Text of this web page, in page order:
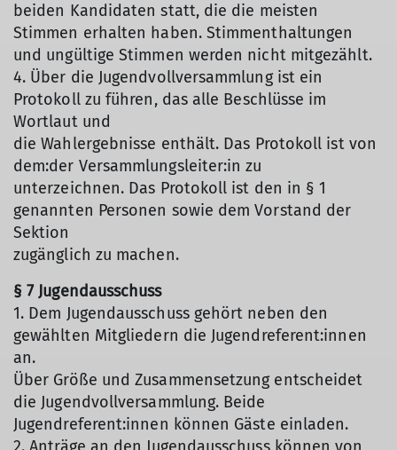
beiden Kandidaten statt, die die meisten
Stimmen erhalten haben. Stimmenthaltungen
und ungültige Stimmen werden nicht mitgezählt.
4. Über die Jugendvollversammlung ist ein
Protokoll zu führen, das alle Beschlüsse im
Wortlaut und
die Wahlergebnisse enthält. Das Protokoll ist von
dem:der Versammlungsleiter:in zu
unterzeichnen. Das Protokoll ist den in § 1
genannten Personen sowie dem Vorstand der
Sektion
zugänglich zu machen.
§ 7 Jugendausschuss
1. Dem Jugendausschuss gehört neben den
gewählten Mitgliedern die Jugendreferent:innen
an.
Über Größe und Zusammensetzung entscheidet
die Jugendvollversammlung. Beide
Jugendreferent:innen können Gäste einladen.